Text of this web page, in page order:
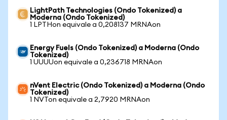
LightPath Technologies (Ondo Tokenized) a
Moderna (Ondo Tokenized)
1 LPTHon equivale a 0,208137 MRNAon
Energy Fuels (Ondo Tokenized) a Moderna (Ondo
Tokenized)
1 UUUUon equivale a 0,236718 MRNAon
nVent Electric (Ondo Tokenized) a Moderna (Ondo
Tokenized)
1 NVTon equivale a 2,7920 MRNAon